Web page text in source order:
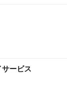
ービス